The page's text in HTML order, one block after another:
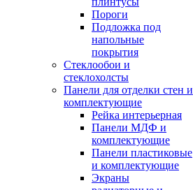
Пороги
Подложка под
напольные
покрытия
Стеклообои и
стеклохолсты
Панели для отделки стен и
комплектующие
Рейка интерьерная
Панели МДФ и
комплектующие
Панели пластиковые
и комплектующие
Экраны